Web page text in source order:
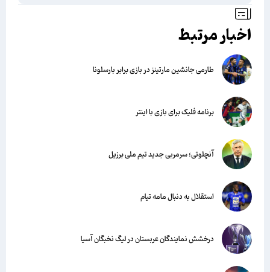
اخبار مرتبط
طارمی جانشین مارتینز در بازی برابر بارسلونا
برنامه فلیک برای بازی با اینتر
آنچلوتی؛ سرمربی جدید تیم ملی برزیل
استقلال به دنبال مامه تیام
درخشش نمایندگان عربستان در لیگ نخبگان آسیا